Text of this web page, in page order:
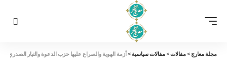
مجلة معارج> مقالات> مقالات سياسية> أزمة الهوية والصراع عليها حزب الدعوة والتيار الصدري